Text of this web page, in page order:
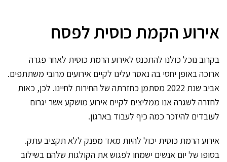
אירוע הקמת כוסית לפסח
בקרוב נוכל כולנו להתכנס לאירוע הרמת כוסית לאחר פגרה
ארוכה באופן יחסי בה נאסר עלינו לקיים אירועים מרובי משתתפים.
אביב שנת 2022 מסתמן כחזרתה של החירות לחיינו. לכן, כאות
לחזרה לשגרה אנו ממליצים לקיים אירוע מושקע אשר יגרום
לעובדים להיזכר כמה כיף לעבוד בארגון.
אירוע הרמת כוסית יכול להיות מאד מפנק ללא תקציב עתק.
בסופו של יום אנשים ישמחו לפגוש את הקולגות שלהם בשילוב